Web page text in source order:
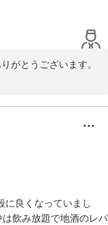
堪能いただける宿で
まいります。
ル
がとうございます。
お客様よりご好評を
ざいます。
きながら、清掃面に
申し上げます。
フ一同サービスの向
に良くなっていまし
飲み放題で地酒のレパ